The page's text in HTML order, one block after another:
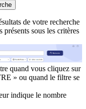
de votre recherche
présents sous les critères
quand vous cliquez sur
» ou quand le filtre se
indique le nombre